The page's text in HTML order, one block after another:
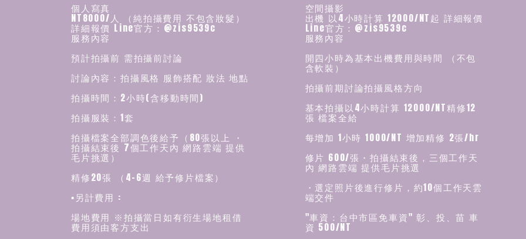
個人寫真
NT8000/人 （純拍攝費用 不包含妝髮）
詳細報價 Line官方：@zis9539c
服務內容
預計拍攝前 需拍攝前討論
討論內容：拍攝風格 服飾搭配 妝法 地點
拍攝時間：2小時(含移動時間)
拍攝服裝：1套
拍攝檔案全部調色後給予（80張以上 ・
拍攝結束後 7個工作天內 網路雲端 提供
毛片挑選）
精修20張 （4-6週 給予修片檔案）
▪️另計費用 :
場地費用 ※拍攝當日如有衍生場地租借
費用須由客方支出
空間攝影
出機 以4小時計算 12000/NT起 詳細報價
Line官方：@zis9539c
服務內容
開四小時為基本出機費用與時間 （不包
含軟裝）
拍攝前期討論拍攝風格方向
基本拍攝以4小時計算 12000/NT精修12
張 檔案全給
每增加 1小時 1000/NT 增加精修 2張/hr
修片 600/張・拍攝結束後，三個工作天
內 網路雲端 提供毛片挑選
・選定照片後進行修片，約10個工作天雲
端交件
"車資：台中市區免車資" 彰、投、苗 車
資 500/NT